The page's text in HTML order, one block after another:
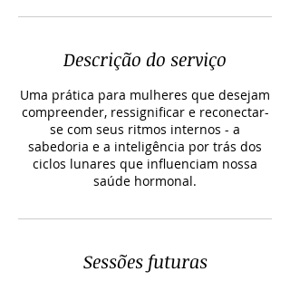
Descrição do serviço
Uma prática para mulheres que desejam
compreender, ressignificar e reconectar-
se com seus ritmos internos - a
sabedoria e a inteligência por trás dos
ciclos lunares que influenciam nossa
saúde hormonal.
Sessões futuras